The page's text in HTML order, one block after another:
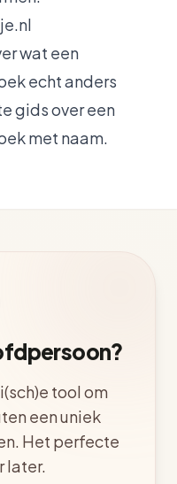
wat een
echt anders
gids over een
met naam.
tool om
een uniek
Het perfecte
later.